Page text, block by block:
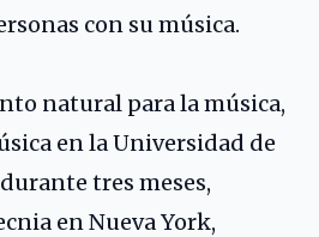
con su música.
natural para la música,
en la Universidad de
tres meses,
en Nueva York,